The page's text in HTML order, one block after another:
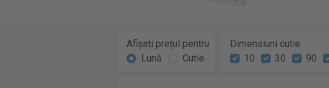
Afișați prețul pentru
Lună
Cutie
Dimensiuni cutie
10
30 90